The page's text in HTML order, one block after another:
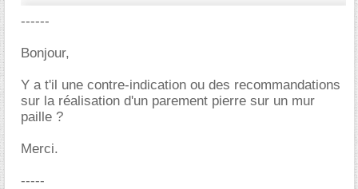
------
Bonjour,
Y a t'il une contre-indication ou des recommandations
sur la réalisation d'un parement pierre sur un mur
paille ?
Merci.
-----